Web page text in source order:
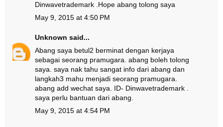
Dinwavetrademark .Hope abang tolong saya
May 9, 2015 at 4:50 PM
Unknown said...
Abang saya betul2 berminat dengan kerjaya
sebagai seorang pramugara. abang boleh tolong
saya. saya nak tahu sangat info dari abang dan
langkah3 mahu menjadi seorang pramugara.
abang add wechat saya. ID- Dinwavetrademark .
saya perlu bantuan dari abang.
May 9, 2015 at 4:54 PM